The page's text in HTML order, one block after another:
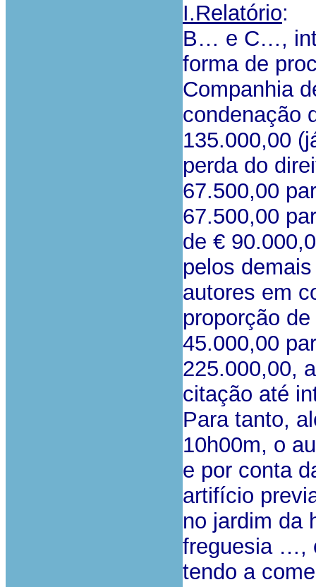
I.Relatório:
B… e C…,
forma de
Companhia
condenação
135.000,00
perda do
67.500,00
67.500,00
de €
pelos
autores em
proporção
45.000,00
225.000,00,
citação até
Para tanto,
10h00m, o
e por conta
artifício
no jardim
freguesia …,
tendo a